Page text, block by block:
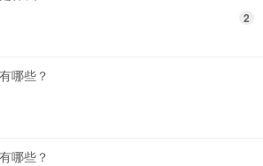
2
哪些？
哪些？